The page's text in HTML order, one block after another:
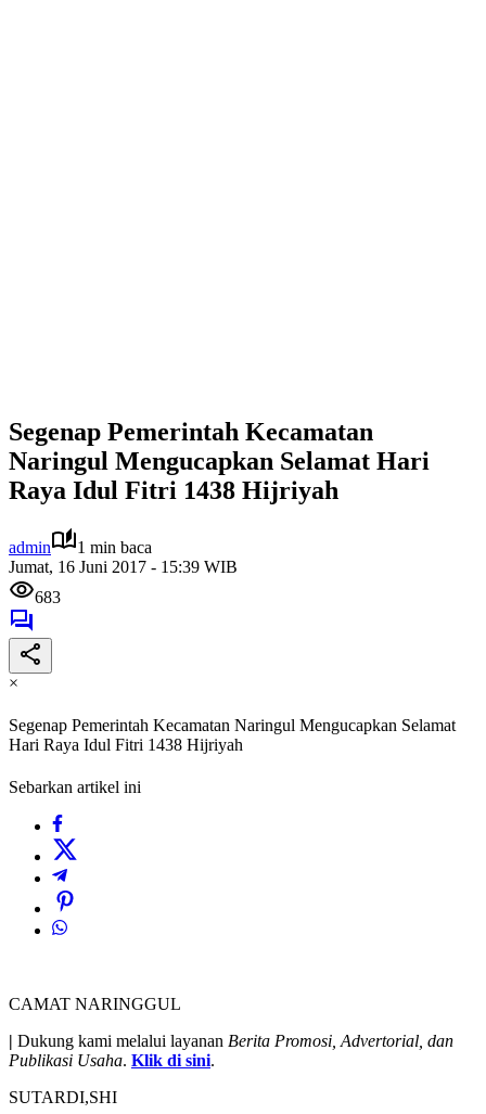
Segenap Pemerintah Kecamatan
Naringul Mengucapkan Selamat Hari
Raya Idul Fitri 1438 Hijriyah
admin
1 min baca
Jumat, 16 Juni 2017 - 15:39 WIB
683
×
Segenap Pemerintah Kecamatan Naringul Mengucapkan Selamat
Hari Raya Idul Fitri 1438 Hijriyah
Sebarkan artikel ini
CAMAT NARINGGUL
| Dukung kami melalui layanan Berita Promosi, Advertorial, dan
Publikasi Usaha. Klik di sini.
SUTARDI,SHI